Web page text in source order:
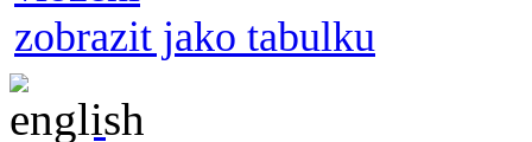
zobrazit jako tabulku